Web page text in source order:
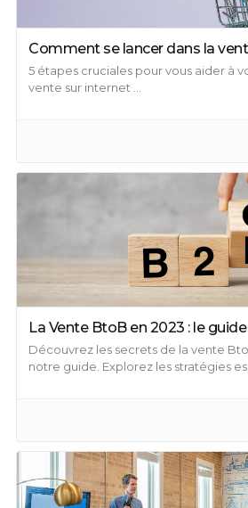
Comment se lancer dans la
5 étapes cruciales pour vous aider à
vente sur internet ...
La Vente BtoB en 2023 : le
Découvrez les secrets de la vente
notre guide. Explorez les stratégies